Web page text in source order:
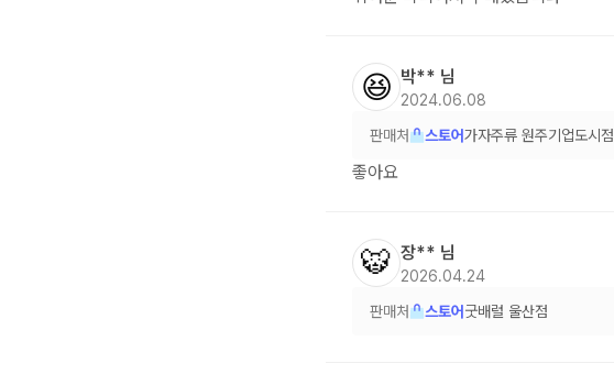
😆 박** 님
2024.06.08
판매처 스토어가자주류 원주기업도시점
좋아요
🐯 장** 님
2026.04.24
판매처 스토어 굿배럴 울산점